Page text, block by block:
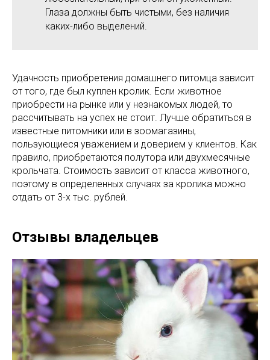
Глаза должны быть чистыми, без наличия
каких-либо выделений.
Удачность приобретения домашнего питомца зависит
от того, где был куплен кролик. Если животное
приобрести на рынке или у незнакомых людей, то
рассчитывать на успех не стоит. Лучше обратиться в
известные питомники или в зоомагазины,
пользующиеся уважением и доверием у клиентов. Как
правило, приобретаются полутора или двухмесячные
крольчата. Стоимость зависит от класса животного,
поэтому в определенных случаях за кролика можно
отдать от 3-х тыс. рублей.
Отзывы владельцев